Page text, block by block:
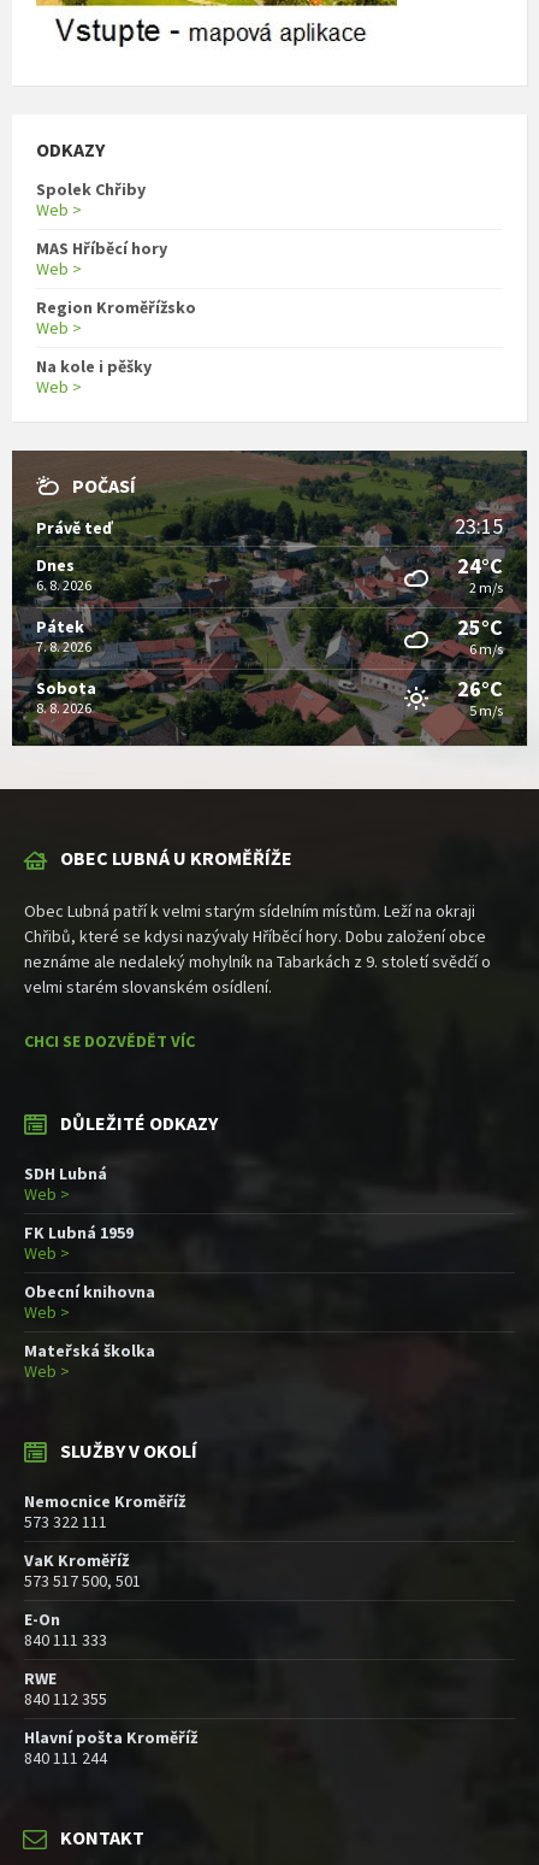
ODKAZY
Spolek Chřiby
Web >
MAS Hříběcí hory
Web >
Region Kroměřížsko
Web >
Na kole i pěšky
Web >
POČASÍ
Právě teď 23:15
Dnes
6. 8. 2026
24°C
2 m/s
Pátek
7. 8. 2026
25°C
6 m/s
Sobota
8. 8. 2026
26°C
5 m/s
OBEC LUBNÁ U KROMĚŘÍŽE
Obec Lubná patří k velmi starým sídelním místům. Leží na okraji
Chřibů, které se kdysi nazývaly Hříběcí hory. Dobu založení obce
neznáme ale nedaleký mohylník na Tabarkách z 9. století svědčí o
velmi starém slovanském osídlení.
CHCI SE DOZVĚDĚT VÍC
DŮLEŽITÉ ODKAZY
SDH Lubná
Web >
FK Lubná 1959
Web >
Obecní knihovna
Web >
Mateřská školka
Web >
SLUŽBY V OKOLÍ
Nemocnice Kroměříž
573 322 111
VaK Kroměříž
573 517 500, 501
E-On
840 111 333
RWE
840 112 355
Hlavní pošta Kroměříž
840 111 244
KONTAKT